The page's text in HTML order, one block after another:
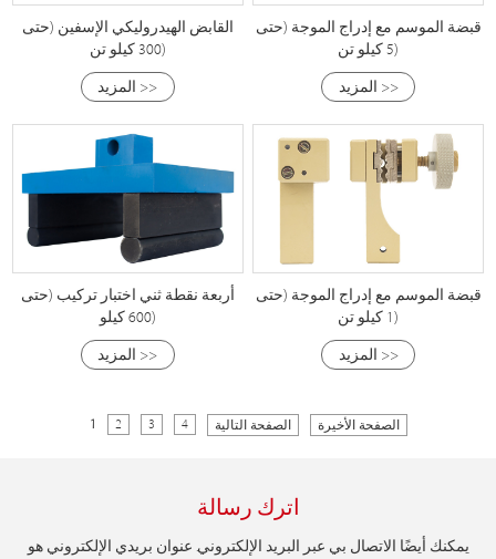
القابض الهيدروليكي الإسفين (حتى
300 كيلو تن)
المزيد >>
قبضة الموسم مع إدراج الموجة (حتى
5 كيلو تن)
المزيد >>
أربعة نقطة ثني اختبار تركيب (حتى
600 كيلو)
المزيد >>
قبضة الموسم مع إدراج الموجة (حتى
1 كيلو تن)
المزيد >>
1 2 3 4 الصفحة التالية الصفحة الأخيرة
اترك رسالة
يمكنك أيضًا الاتصال بي عبر البريد الإلكتروني. عنوان بريدي الإلكتروني هو